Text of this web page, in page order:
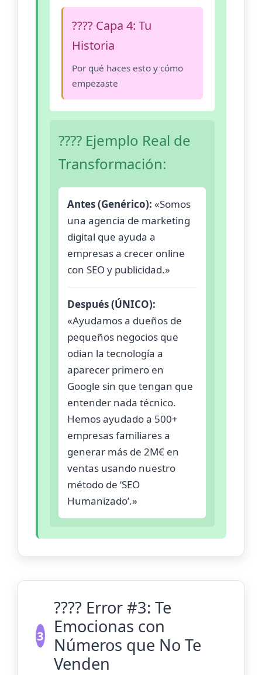
???? Capa 4: Tu
Historia
Por qué haces esto y cómo
empezaste
???? Ejemplo Real de
Transformación:
Antes (Genérico): «Somos
una agencia de marketing
digital que ayuda a
empresas a crecer online
con SEO y publicidad.»
Después (ÚNICO):
«Ayudamos a dueños de
pequeños negocios que
odian la tecnología a
aparecer primero en
Google sin que tengan que
entender nada técnico.
Hemos ayudado a 500+
empresas familiares a
generar más de 2M€ en
ventas usando nuestro
método de ‘SEO
Humanizado’.»
3
???? Error #3: Te
Emocionas con
Números que No Te
Venden